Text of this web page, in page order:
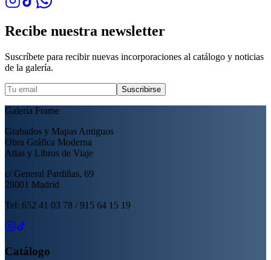
Recibe nuestra newsletter
Suscríbete para recibir nuevas incorporaciones al catálogo y noticias
de la galería.
Suscribirse
Galería Frame
Grabados y Mapas Antiguos
Obra Gráfica Moderna
Atlas y Libros de Viaje
c/ General Pardiñas, 69
28001 Madrid
Tel: 652 41 03 78 / 915 64 15 19
Catálogo